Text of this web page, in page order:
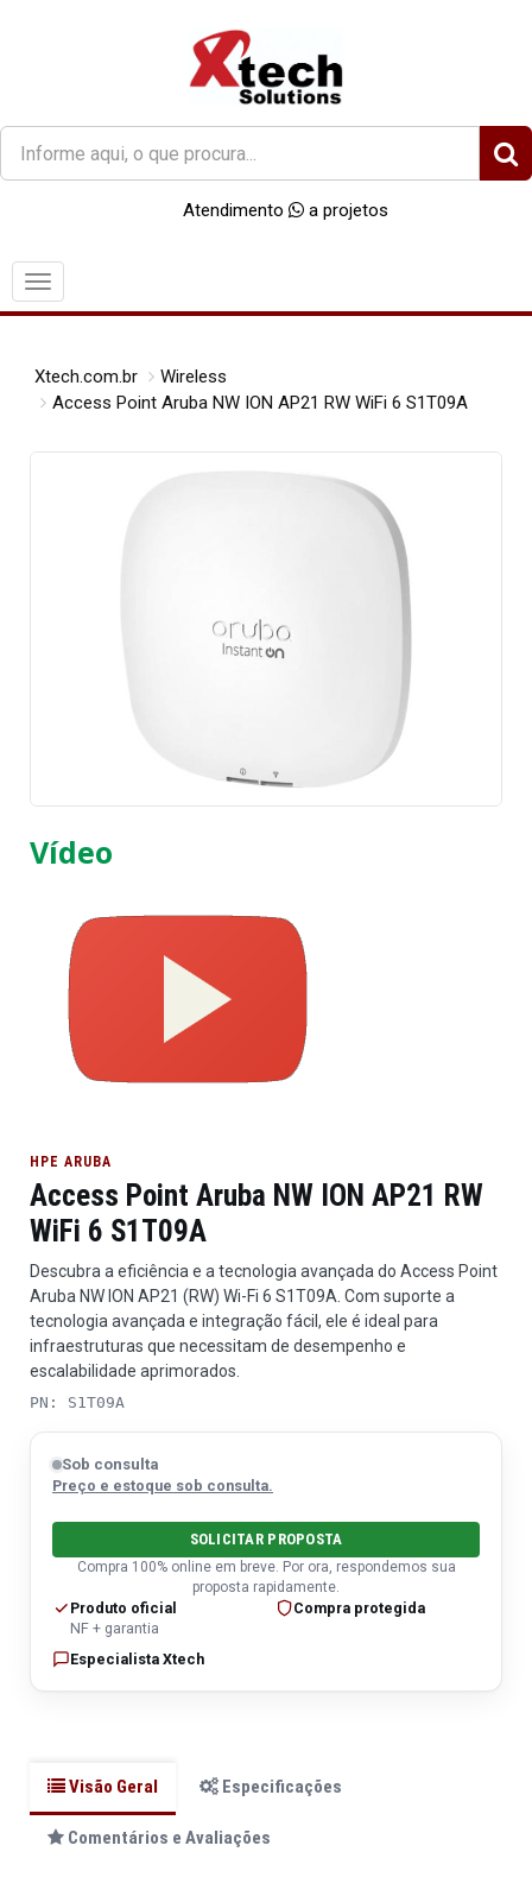
O
que
você
Atendimento a projetos
Menu
Xtech.com.br
Wireless
Access Point Aruba NW ION AP21 RW WiFi 6 S1T09A
Vídeo
HPE ARUBA
Access Point Aruba NW ION AP21 RW
WiFi 6 S1T09A
Descubra a eficiência e a tecnologia avançada do Access Point
Aruba NW ION AP21 (RW) Wi-Fi 6 S1T09A. Com suporte a
tecnologia avançada e integração fácil, ele é ideal para
infraestruturas que necessitam de desempenho e
escalabilidade aprimorados.
PN: S1T09A
Sob consulta
Preço e estoque sob consulta.
SOLICITAR PROPOSTA
Compra 100% online em breve. Por ora, respondemos sua
proposta rapidamente.
Produto oficial
NF + garantia
Compra protegida
Especialista Xtech
Visão Geral Especificações
Comentários e Avaliações